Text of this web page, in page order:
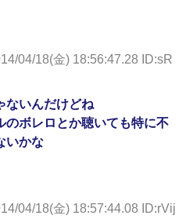
04/18(金) 18:56:47.28 ID:sR
ないんだけどね
のボレロとか聴いても特に不
いかな
04/18(金) 18:57:44.08 ID:rVij